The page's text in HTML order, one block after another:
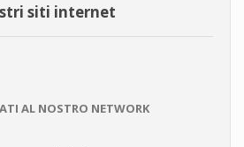
siti internet
AL NOSTRO NETWORK